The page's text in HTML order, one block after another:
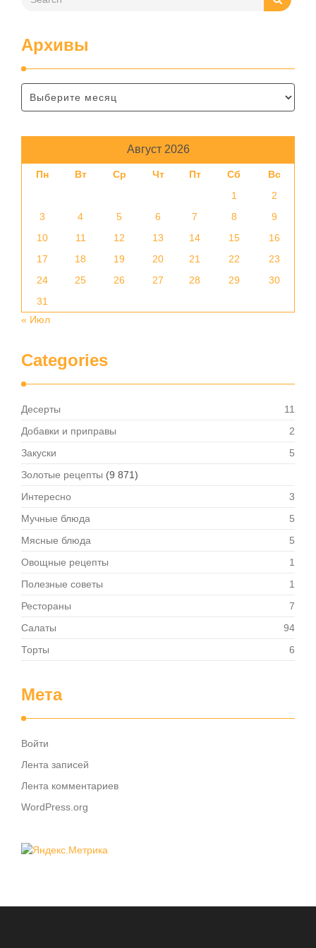
Архивы
Август 2026
Пн Вт Ср Чт Пт Сб
Вс
1
2
3
4 5 6 7 8
9
10
11 12 13 14 15
16
17
18 19 20 21 22
23
24
25 26 27 28 29
30
31
« Июл
Categories
Десерты
11
Добавки и приправы
2
Закуски
5
Золотые рецепты (9 871)
Интересно
3
Мучные блюда
5
Мясные блюда
5
Овощные рецепты
1
Полезные советы
1
Рестораны
7
Салаты
94
Торты
6
Мета
Войти
Лента записей
Лента комментариев
WordPress.org